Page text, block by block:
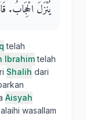
يُنْزَلَ الْحِجَابُ‏.‏
telah
Ibrahimtelah
Shalih dari
Aisyah
wasallam